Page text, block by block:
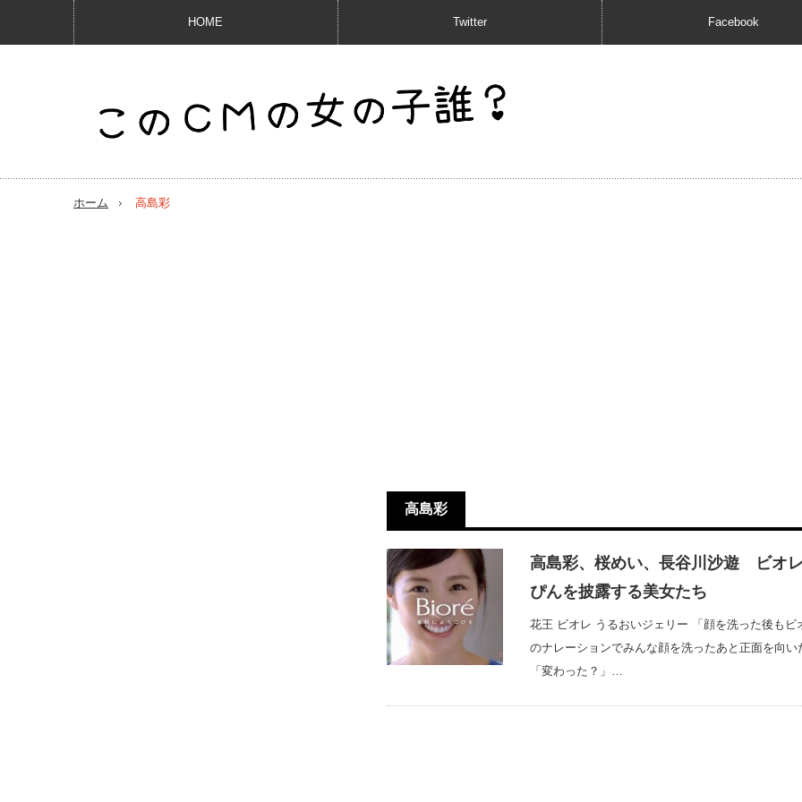
HOME Twitter Facebook
ホーム 高島彩
高島彩
高島彩、桜めい、長谷川沙遊 ビオ
ぴんを披露する美女たち
花王 ビオレ うるおいジェリー 「顔を洗った後もビ
のナレーションでみんな顔を洗ったあと正面を向
「変わった？」…